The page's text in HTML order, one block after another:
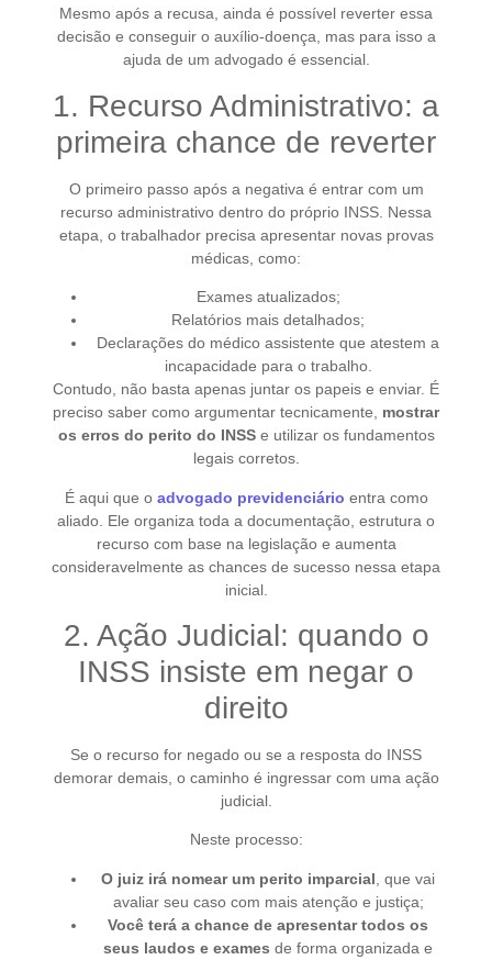
Mesmo após a recusa, ainda é possível reverter essa
decisão e conseguir o auxílio-doença, mas para isso a
ajuda de um advogado é essencial.
1. Recurso Administrativo: a
primeira chance de reverter
O primeiro passo após a negativa é entrar com um
recurso administrativo dentro do próprio INSS. Nessa
etapa, o trabalhador precisa apresentar novas provas
médicas, como:
Exames atualizados;
Relatórios mais detalhados;
Declarações do médico assistente que atestem a
incapacidade para o trabalho.
Contudo, não basta apenas juntar os papeis e enviar. É
preciso saber como argumentar tecnicamente, mostrar
os erros do perito do INSSe utilizar os fundamentos
legais corretos.
É aqui que oadvogado previdenciário entra como
aliado. Ele organiza toda a documentação, estrutura o
recurso com base na legislação e aumenta
consideravelmente as chances de sucesso nessa etapa
inicial.
2. Ação Judicial: quando o
INSS insiste em negar o
direito
Se o recurso for negado ou se a resposta do INSS
demorar demais, o caminho é ingressar com uma ação
judicial.
Neste processo:
O juiz irá nomear um perito imparcial , que vai
avaliar seu caso com mais atenção e justiça;
Você terá a chance de apresentar todos os
seus laudos e exames de forma organizada e